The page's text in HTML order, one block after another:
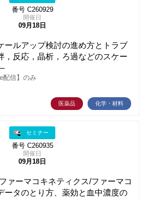
番号 C260929
開催日
09月18日
ールアップ検討の進め方とトラブ
反応，晶析，ろ過などのスケー
配信】のみ
医薬品 化学・材料
セミナー
番号 C260935
開催日
09月18日
ァーマコキネティクス/ファーマコ
ータのとり方、薬効と血中濃度の